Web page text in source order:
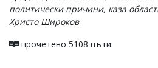
политически причини, каза
Христо Широков
прочетено 5108 пъти